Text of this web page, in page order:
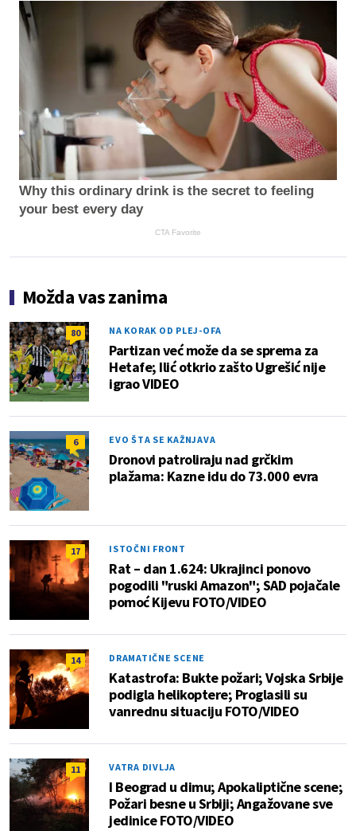
Why this ordinary drink is the secret to feeling
your best every day
CTA Favorite
Možda vas zanima
80 NA KORAK OD PLEJ-OFA
Partizan već može da se sprema za
Hetafe; Ilić otkrio zašto Ugrešić nije
igrao VIDEO
6 EVO ŠTA SE KAŽNJAVA
Dronovi patroliraju nad grčkim
plažama: Kazne idu do 73.000 evra
17 ISTOČNI FRONT
Rat – dan 1.624: Ukrajinci ponovo
pogodili "ruski Amazon"; SAD pojačale
pomoć Kijevu FOTO/VIDEO
14 DRAMATIČNE SCENE
Katastrofa: Bukte požari; Vojska Srbije
podigla helikoptere; Proglasili su
vanrednu situaciju FOTO/VIDEO
11 VATRA DIVLJA
I Beograd u dimu; Apokaliptične scene;
Požari besne u Srbiji; Angažovane sve
jedinice FOTO/VIDEO